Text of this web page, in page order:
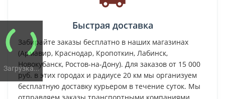
Загрузка...
Быстрая доставка
Забирайте заказы бесплатно в наших магазинах
(Армавир, Краснодар, Кропоткин, Лабинск,
Новокубанск, Ростов-на-Дону). Для заказов от 15 000
руб. в этих городах и радиусе 20 км мы организуем
бесплатную доставку курьером в течение суток. Мы